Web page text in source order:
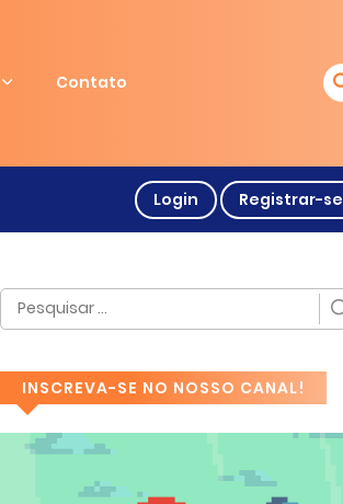
Contato
Login Registrar-se
INSCREVA-SE NO NOSSO CANAL!